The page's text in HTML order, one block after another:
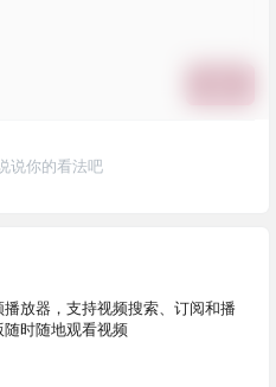
说你的看法吧
放器，支持视频搜索、订阅和播
时随地观看视频